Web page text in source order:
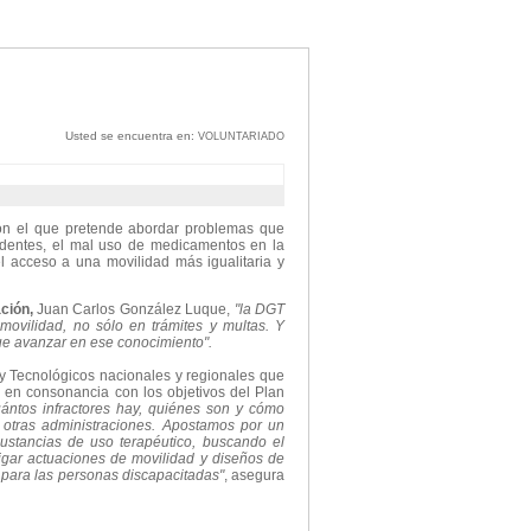
Usted se encuentra en: VOLUNTARIADO
el que pretende abordar problemas que
el mal uso de medicamentos en la
acceso a una movilidad más igualitaria y
Juan Carlos González Luque, "la DGT
no sólo en trámites y multas. Y
avanzar en ese conocimiento".
Tecnológicos nacionales y regionales que
consonancia con los objetivos del Plan
infractores hay, quiénes son y cómo
administraciones. Apostamos por un
de uso terapéutico, buscando el
actuaciones de movilidad y diseños de
las personas discapacitadas", asegura